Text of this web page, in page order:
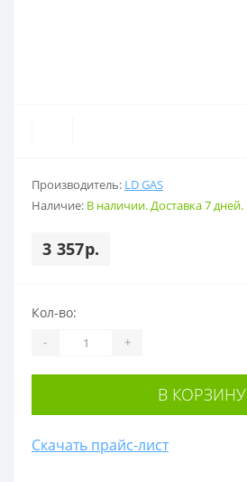
Производитель: LD GAS
Наличие: В наличии. Доставка 7 дней.
3 357р.
Кол-во:
- +
В КОРЗИНУ
Скачать прайс-лист